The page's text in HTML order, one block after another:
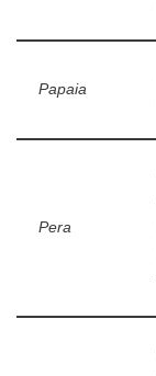
Papaia
Pera